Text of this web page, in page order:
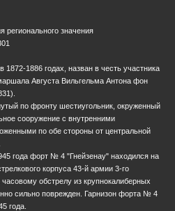
регионального значения
1886 годах, назван в честь участника
Августа Вильгельма Антона фон
по фронту шестиугольник, окруженный
сооружение с внутренними
по обе стороны от центральной
года форт № 4 "Гнейзенау" находился на
корпуса 43-й армии 3-го
обстрелу из крупнокалиберных
сильно поврежден. Гарнизон форта № 4
года.